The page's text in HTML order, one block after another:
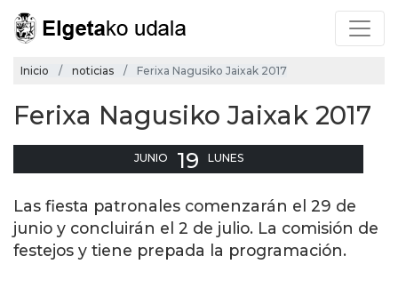
Inicio noticias Ferixa Nagusiko Jaixak 2017
Ferixa Nagusiko Jaixak 2017
JUNIO 19 LUNES
Las fiesta patronales comenzarán el 29 de
junio y concluirán el 2 de julio. La comisión de
festejos y tiene prepada la programación.